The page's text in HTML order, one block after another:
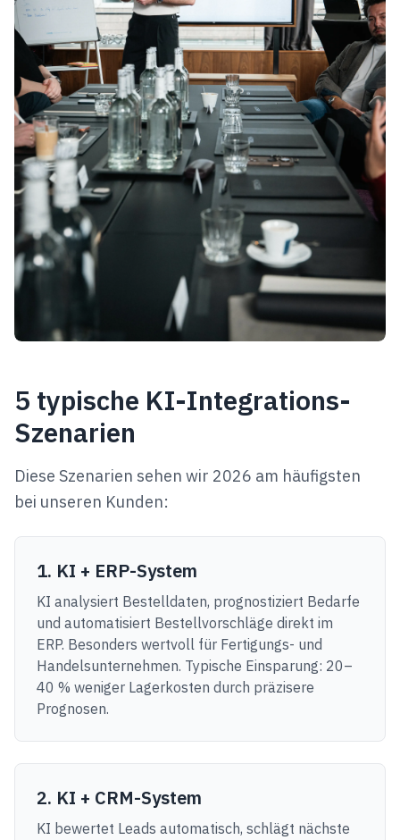
5 typische KI-Integrations-
Szenarien
Diese Szenarien sehen wir 2026 am häufigsten
bei unseren Kunden:
1. KI + ERP-System
KI analysiert Bestelldaten, prognostiziert Bedarfe
und automatisiert Bestellvorschläge direkt im
ERP. Besonders wertvoll für Fertigungs- und
Handelsunternehmen. Typische Einsparung: 20–
40 % weniger Lagerkosten durch präzisere
Prognosen.
2. KI + CRM-System
KI bewertet Leads automatisch, schlägt nächste